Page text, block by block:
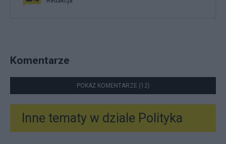
Komentarze
POKAŻ KOMENTARZE (12)
Inne tematy w dziale Polityka